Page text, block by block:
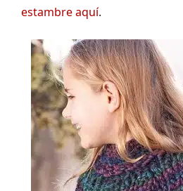
estambre aquí.